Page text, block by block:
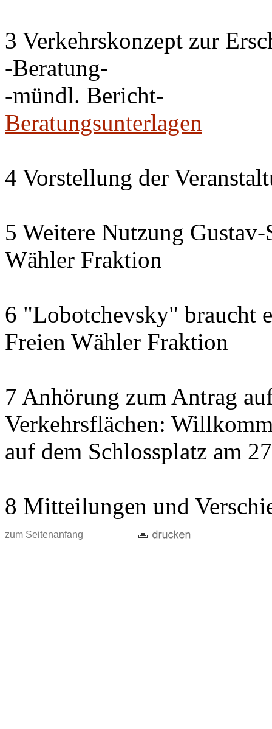
3 Verkehrskonzept zur
-Beratung-
-mündl. Bericht-
Beratungsunterlagen
4 Vorstellung der
5 Weitere Nutzung
Wähler Fraktion
6 "Lobotchevsky" braucht
Freien Wähler Fraktion
7 Anhörung zum Antrag
Verkehrsflächen:
auf dem Schlossplatz am
8 Mitteilungen und
zum Seitenanfang